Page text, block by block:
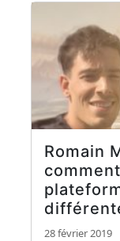
Romain
28 février 2019